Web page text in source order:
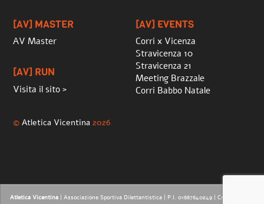
[AV] MASTER
AV Master
[AV] RUN
Visita il sito >
[AV] EVENTS
Corri x Vicenza
Stravicenza 10
Stravicenza 21
Meeting Brazzale
Corri Babbo Natale
©Atletica Vicentina 2026
Atletica Vicentina | Associazione Sportiva Dilettantistica | P.I. 01887640249 | Credits